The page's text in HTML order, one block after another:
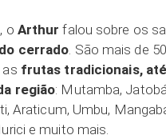
o Arthur falou sobre os
cerrado. São mais de
as frutas tradicionais,
região: Mutamba,
Araticum, Umbu,
e muito mais.